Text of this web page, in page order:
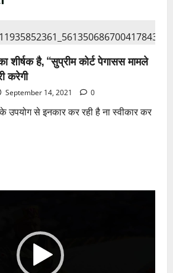
शीर्षक है, “सुप्रीम कोर्ट पेगासस मामले
करेगी
September 14, 2021 0
उपयोग से इनकार कर रही है ना स्वीकार कर